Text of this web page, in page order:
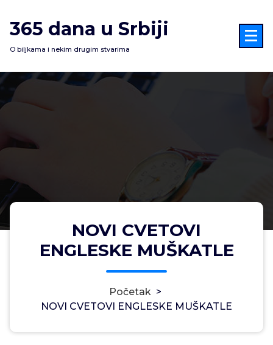
na
sadržaj
365 dana u Srbiji
O biljkama i nekim drugim stvarima
NOVI CVETOVI
ENGLESKE MUŠKATLE
Početak >
NOVI CVETOVI ENGLESKE MUŠKATLE
NOVI CVETOVI ENGLESKE
MUŠKATLE